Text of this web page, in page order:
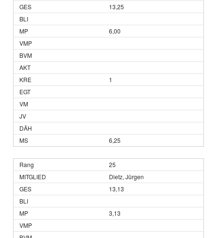
13,25
6,00
1
6,25
25
Dietz, Jürgen
13,13
3,13